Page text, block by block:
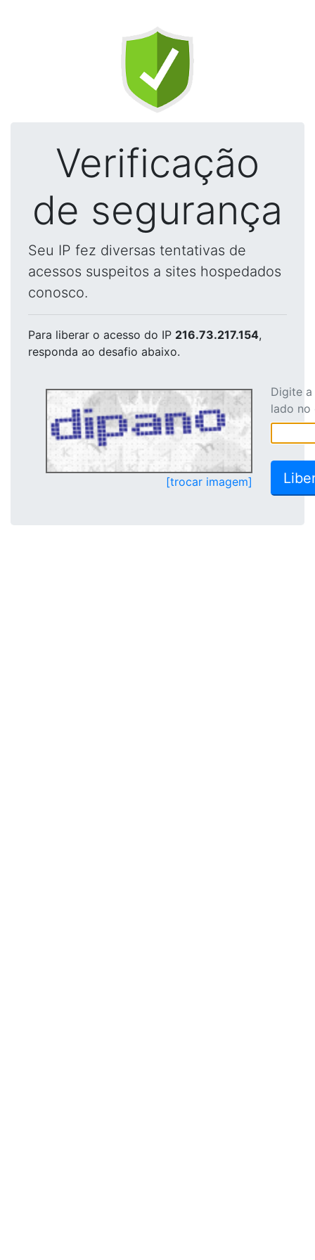
Verificação
de segurança
Seu IP fez diversas tentativas de
acessos suspeitos a sites hospedados
conosco.
Para liberar o acesso do IP 216.73.217.154,
responda ao desafio abaixo.
[trocar imagem]
Digite
lado no